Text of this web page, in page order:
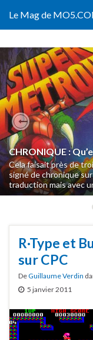
Le Mag de
Notre Musée du
Fin octobre, nous
Vidéo en décembre
communiqué de
Previous
R·Type et
sur CPC
DeGuillaume Verdin
5 janvier 2011